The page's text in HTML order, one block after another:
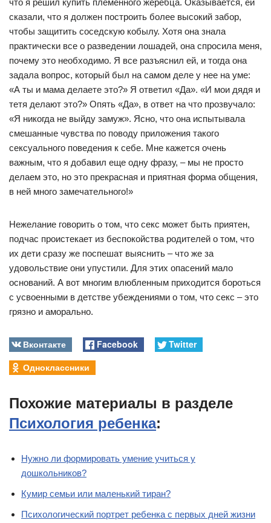
что я решил купить племенного жеребца. Оказывается, ей
сказали, что я должен построить более высокий забор,
чтобы защитить соседскую кобылу. Хотя она знала
практически все о разведении лошадей, она спросила меня,
почему это необходимо. Я все разъяснил ей, и тогда она
задала вопрос, который был на самом деле у нее на уме:
«А ты и мама делаете это?» Я ответил «Да». «И мои дядя и
тетя делают это?» Опять «Да», в ответ на что прозвучало:
«Я никогда не выйду замуж». Ясно, что она испытывала
смешанные чувства по поводу приложения такого
сексуального поведения к себе. Мне кажется очень
важным, что я добавил еще одну фразу, – мы не просто
делаем это, но это прекрасная и приятная форма общения,
в ней много замечательного!»
Нежелание говорить о том, что секс может быть приятен,
подчас проистекает из беспокойства родителей о том, что
их дети сразу же поспешат выяснить – что же за
удовольствие они упустили. Для этих опасений мало
оснований. А вот многим влюбленным приходится бороться
с усвоенными в детстве убеждениями о том, что секс – это
грязно и аморально.
Вконтакте Facebook
Twitter
Одноклассники
Похожие материалы в разделе
Психология ребенка:
Нужно ли формировать умение учиться у
дошкольников?
Кумир семьи или маленький тиран?
Психологический портрет ребенка с первых дней жизни